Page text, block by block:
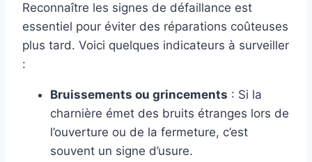
Reconnaître les signes de défaillance est
essentiel pour éviter des réparations coûteuses
plus tard. Voici quelques indicateurs à surveiller
:
Bruissements ou grincements : Si la
charnière émet des bruits étranges lors de
l’ouverture ou de la fermeture, c’est
souvent un signe d’usure.